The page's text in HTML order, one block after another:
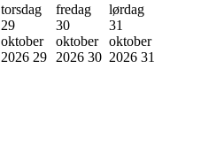
torsdag
29
oktober
2026 29
fredag
30
oktober
2026 30
lørdag
31
oktober
2026 31